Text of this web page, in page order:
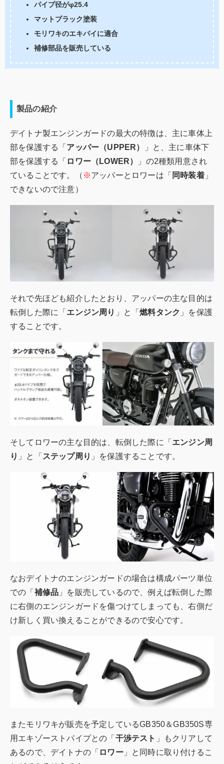
パイプ径がφ25.4
マットブラック塗装
モリワキのエキパイに適合
補修部品を販売している
製品の紹介
デイトナ製エンジンガードの最大の特徴は、主に車体上
部を保護する「 アッパー（UPPER）
」と、主に車体下
部を保護する「 ロワー（LOWER）
」の2種類用意され
ていることです。（ ※アッパーとロワーは「 同時装着」
できないので注意）
それで先ほども紹介したとおり、アッパーの主な目的は
転倒した際に「 エンジン周り 」と「燃料タンク 」を保護
することです。
そしてロワーの主な目的は、転倒した際に「 エンジン周
り 」と「 ステップ周り 」を保護することです。
なおデイトナのエンジンガードの場合は構成パーツ単位
での「 補修品 」を販売しているので、例えば転倒した際
に右側のエンジンガードを傷つけてしまっても、右側だ
け新しく買い換えることができるので安心です。
またモリワキが販売を予定しているGB350＆GB350S専
用エキゾーストパイプとの「 干渉テスト 」もクリアして
あるので、デイトナの「 ロワー」と同時に取り付けるこ